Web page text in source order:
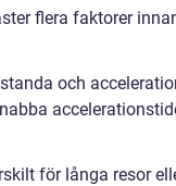
flera faktorer
och
för långa resor